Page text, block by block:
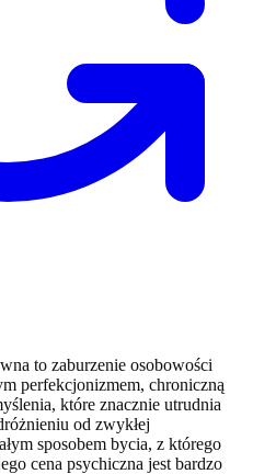
to zaburzenie osobowości
perfekcjonizmem, chroniczną
które znacznie utrudnia
od zwykłej
sposobem bycia, z którego
cena psychiczna jest bardzo